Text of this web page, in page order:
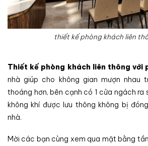
thiết kế phòng khách liên
Thiết kế phòng khách liên thông với
nhà giúp cho không gian mượn nhau
thoáng hơn, bên cạnh có 1 cửa ngách ra
không khí được lưu thông không bị
nhà.
Mời các bạn cùng xem qua mặt bằng